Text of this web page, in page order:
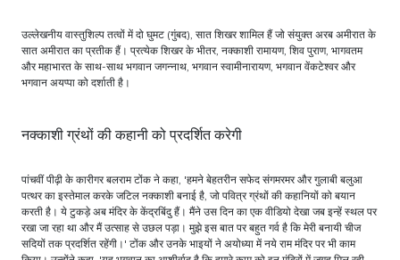
उल्लेखनीय वास्तुशिल्प तत्वों में दो घुमट (गुंबद), सात शिखर शामिल हैं जो संयुक्त अरब अमीरात के
सात अमीरात का प्रतीक हैं। प्रत्येक शिखर के भीतर, नक्काशी रामायण, शिव पुराण, भागवतम
और महाभारत के साथ-साथ भगवान जगन्नाथ, भगवान स्वामीनारायण, भगवान वेंकटेश्वर और
भगवान अयप्पा को दर्शाती है।
नक्काशी ग्रंथों की कहानी को प्रदर्शित करेगी
पांचवीं पीढ़ी के कारीगर बलराम टोंक ने कहा, 'हमने बेहतरीन सफेद संगमरमर और गुलाबी बलुआ
पत्थर का इस्तेमाल करके जटिल नक्काशी बनाई है, जो पवित्र ग्रंथों की कहानियों को बयान
करती है। ये टुकड़े अब मंदिर के केंद्रबिंदु हैं। मैंने उस दिन का एक वीडियो देखा जब इन्हें स्थल पर
रखा जा रहा था और मैं उत्साह से उछल पड़ा। मुझे इस बात पर बहुत गर्व है कि मेरी बनायी चीज
सदियों तक प्रदर्शित रहेंगी।' टोंक और उनके भाइयों ने अयोध्या में नये राम मंदिर पर भी काम